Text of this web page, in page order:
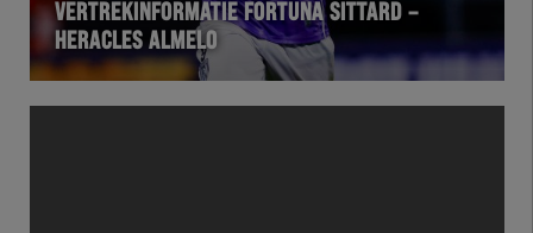
VERTREKINFORMATIE FORTUNA SITTARD –
HERACLES ALMELO